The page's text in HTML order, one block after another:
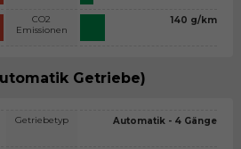
CO2
Emissionen
140 g/km
Getriebe)
Getriebetyp Automatik - 4 Gänge